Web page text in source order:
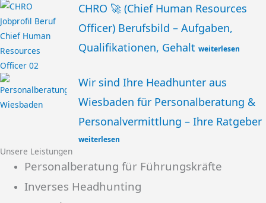
CHRO 🚀 (Chief Human Resources
Officer) Berufsbild – Aufgaben,
Qualifikationen, Gehalt weiterlesen
Wir sind Ihre Headhunter aus
Wiesbaden für Personalberatung &
Personalvermittlung – Ihre Ratgeber
weiterlesen
Unsere Leistungen
Personalberatung für Führungskräfte
Inverses Headhunting